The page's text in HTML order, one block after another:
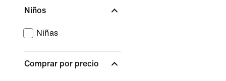
Niños
Niñas
Comprar por precio